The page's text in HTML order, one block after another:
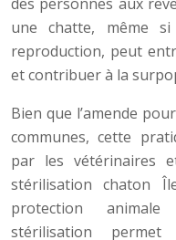
une chatte, même
reproduction, peut
et contribuer à la
Bien que l’amende
communes, cette
par les vétérinaires
stérilisation chaton
protection animale
stérilisation permet